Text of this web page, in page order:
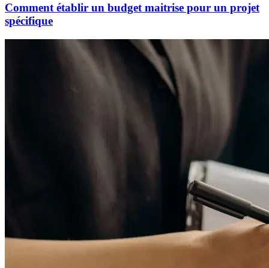
Comment établir un budget maitrise pour un projet
spécifique